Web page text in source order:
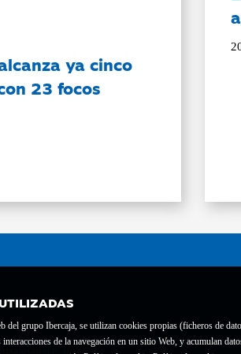
grupo Ibercaja, se utilizan cookies propias (ficheros de
de la navegación en un sitio Web, y acumulan
ya cinco
23 focos
con el nº 1689.